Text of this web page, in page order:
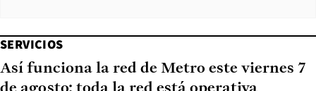
SERVICIOS
Así funciona la red de Metro este viernes 7